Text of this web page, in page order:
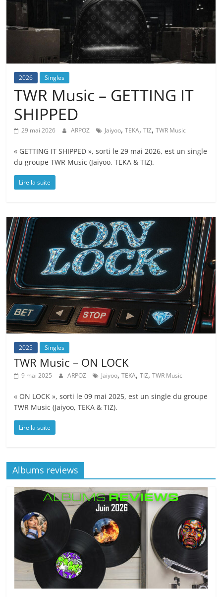
2026 Singles
TWR Music – GETTING IT
SHIPPED
29 mai 2026 ARPOZ Jaiyoo,TEKA,TIZ,TWR Music
« GETTING IT SHIPPED », sorti le 29 mai 2026, est un single
du groupe TWR Music (Jaiyoo, TEKA & TIZ).
Lire la suite
2025 Singles
TWR Music – ON LOCK
9 mai 2025 ARPOZ Jaiyoo,TEKA,TIZ,TWR Music
« ON LOCK », sorti le 09 mai 2025, est un single du groupe
TWR Music (Jaiyoo, TEKA & TIZ).
Lire la suite
Albums reviews